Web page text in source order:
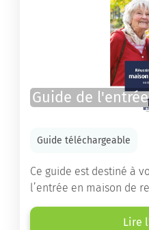
Guide de l'entrée
Guide téléchargeable
Ce guide est destiné à
l’entrée en maison de
Vous y trouverez un
d’établissements ainsi
Lire